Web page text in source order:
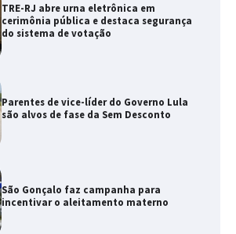
TRE-RJ abre urna eletrônica em
cerimônia pública e destaca segurança
do sistema de votação
Parentes de vice-líder do Governo Lula
são alvos de fase da Sem Desconto
São Gonçalo faz campanha para
incentivar o aleitamento materno